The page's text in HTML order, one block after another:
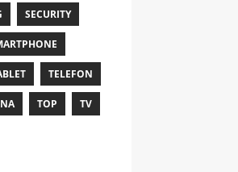
SECURITY
TELEFON
TOP TV